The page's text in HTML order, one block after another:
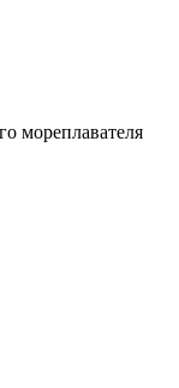
мореплавателя